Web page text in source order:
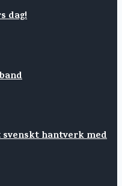
dag!
hantverk med